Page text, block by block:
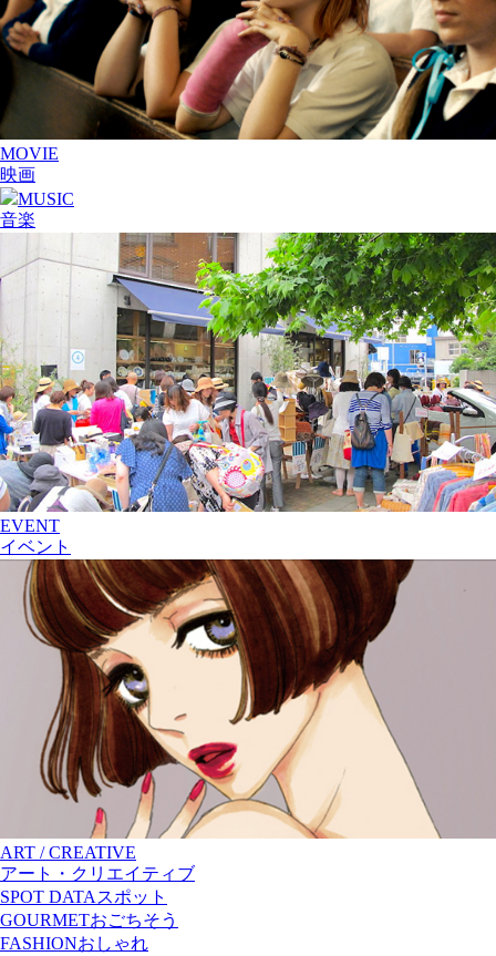
MOVIE
映画
MUSIC
音楽
EVENT
イベント
ART / CREATIVE
アート・クリエイティブ
SPOT DATA スポット
GOURMETおごちそう
FASHIONおしゃれ